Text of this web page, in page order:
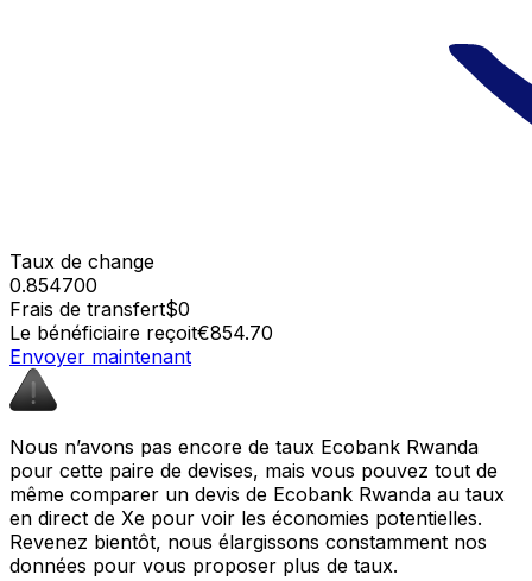
Taux de change
0.854700
Frais de transfert$0
Le bénéficiaire reçoit€854.70
Envoyer maintenant
Nous n’avons pas encore de taux Ecobank Rwanda
pour cette paire de devises, mais vous pouvez tout de
même comparer un devis de Ecobank Rwanda au taux
en direct de Xe pour voir les économies potentielles.
Revenez bientôt, nous élargissons constamment nos
données pour vous proposer plus de taux.